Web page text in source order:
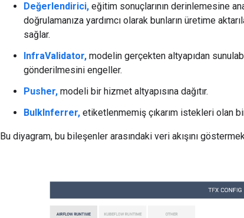
Değerlendirici, eğitim sonuçlarının derinlemesine
doğrulamanıza yardımcı olarak bunların üretime
sağlar.
InfraValidator, modelin gerçekten altyapıdan
gönderilmesini engeller.
Pusher, modeli bir hizmet altyapısına dağıtır.
BulkInferrer, etiketlenmemiş çıkarım istekleri olan
Bu diyagram, bu bileşenler arasındaki veri akışını